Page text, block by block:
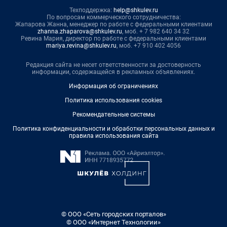
Техподдержка: help@shkulev.ru
По вопросам коммерческого сотрудничества:
Жапарова Жанна, менеджер по работе с федеральными клиентами
zhanna.zhaparova@shkulev.ru, моб. + 7 982 640 34 32
Ревина Мария, директор по работе с федеральными клиентами
mariya.revina@shkulev.ru, моб. +7 910 402 4056
Редакция сайта не несет ответственности за достоверность
информации, содержащейся в рекламных объявлениях.
Информация об ограничениях
Политика использования cookies
Рекомендательные системы
Политика конфиденциальности и обработки персональных данных и
правила использования сайта
© ООО «Сеть городских порталов»
© ООО «Интернет Технологии»